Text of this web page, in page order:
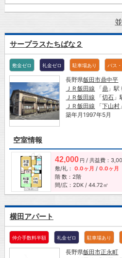
サープラスたちばな２
敷金ゼロ 礼金ゼロ 駐車場あり バス
長野県飯田市鼎中平
ＪＲ飯田線 「鼎 」駅
ＪＲ飯田線 「切石
ＪＲ飯田線 「下山村
築年月1997年5月
空室情報
42,000 円 / 共益費：
敷/礼： 0.0ヶ月 / 0.0ヶ月
階 数：2階
間/広：2DK / 44.72㎡
横田アパート
仲介手数料半額 礼金ゼロ 駐車場あり
長野県飯田市正永町